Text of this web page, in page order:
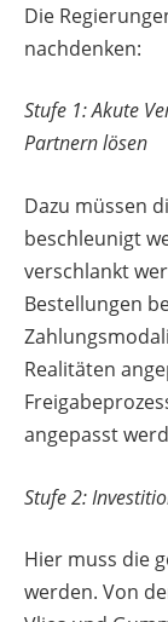
Die
nachdenken:
Stufe 1: Akute
Partnern lösen
Dazu müssen
beschleunigt
verschlankt
Bestellungen
Realitäten
angepasst
Stufe 2:
Hier muss die
werden. Von